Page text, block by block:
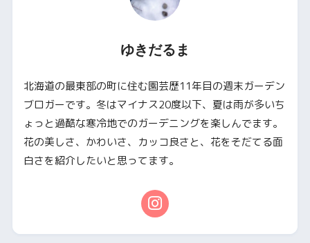
ゆきだるま
北海道の最東部の町に住む園芸歴11年目の週末ガーデン
ブロガーです。冬はマイナス20度以下、夏は雨が多いち
ょっと過酷な寒冷地でのガーデニングを楽しんでます。
花の美しさ、かわいさ、カッコ良さと、花をそだてる面
白さを紹介したいと思ってます。